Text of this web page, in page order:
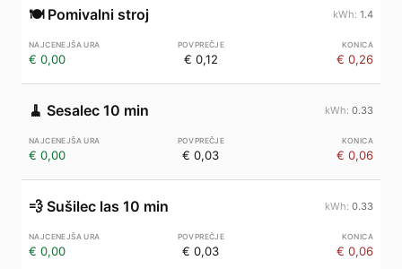
🍽️ Pomivalni stroj 1.4
€ 0,00 € 0,12 € 0,26
🧹 Sesalec 10 min 0.33
€ 0,00 € 0,03 € 0,06
💨 Sušilec las 10 min 0.33
€ 0,00 € 0,03 € 0,06